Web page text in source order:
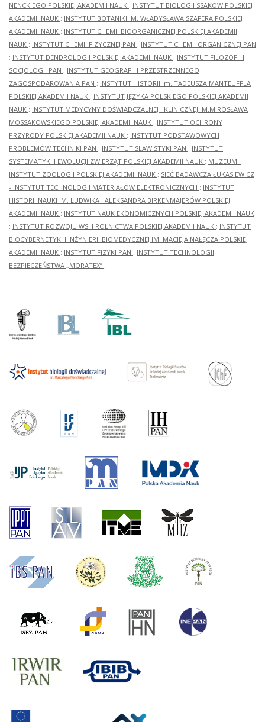
NENCKIEGO POLSKIEJ AKADEMII NAUK ; INSTYTUT BIOLOGII SSAKÓW POLSKIEJ
AKADEMII NAUK ; INSTYTUT BOTANIKI IM. WŁADYSŁAWA SZAFERA POLSKIEJ
AKADEMII NAUK ; INSTYTUT CHEMII BIOORGANICZNEJ POLSKIEJ AKADEMII
NAUK ; INSTYTUT CHEMII FIZYCZNEJ PAN ; INSTYTUT CHEMII ORGANICZNEJ PAN
; INSTYTUT DENDROLOGII POLSKIEJ AKADEMII NAUK ; INSTYTUT FILOZOFII I
SOCJOLOGII PAN ; INSTYTUT GEOGRAFII I PRZESTRZENNEGO
ZAGOSPODAROWANIA PAN ; INSTYTUT HISTORII im. TADEUSZA MANTEUFFLA
POLSKIEJ AKADEMII NAUK ; INSTYTUT JĘZYKA POLSKIEGO POLSKIEJ AKADEMII
NAUK ; INSTYTUT MEDYCYNY DOŚWIADCZALNEJ I KLINICZNEJ IM.MIROSŁAWA
MOSSAKOWSKIEGO POLSKIEJ AKADEMII NAUK ; INSTYTUT OCHRONY
PRZYRODY POLSKIEJ AKADEMII NAUK ; INSTYTUT PODSTAWOWYCH
PROBLEMÓW TECHNIKI PAN ; INSTYTUT SLAWISTYKI PAN ; INSTYTUT
SYSTEMATYKI I EWOLUCJI ZWIERZĄT POLSKIEJ AKADEMII NAUK ; MUZEUM I
INSTYTUT ZOOLOGII POLSKIEJ AKADEMII NAUK ; SIEĆ BADAWCZA ŁUKASIEWICZ
- INSTYTUT TECHNOLOGII MATERIAŁÓW ELEKTRONICZNYCH ; INSTYTUT
HISTORII NAUKI IM. LUDWIKA I ALEKSANDRA BIRKENMAJERÓW POLSKIEJ
AKADEMII NAUK ; INSTYTUT NAUK EKONOMICZNYCH POLSKIEJ AKADEMII NAUK
; INSTYTUT ROZWOJU WSI I ROLNICTWA POLSKIEJ AKADEMII NAUK ; INSTYTUT
BIOCYBERNETYKI I INŻYNIERII BIOMEDYCZNEJ IM. MACIEJA NAŁĘCZA POLSKIEJ
AKADEMII NAUK ; INSTYTUT FIZYKI PAN ; INSTYTUT TECHNOLOGII
BEZPIECZEŃSTWA „MORATEX” ;